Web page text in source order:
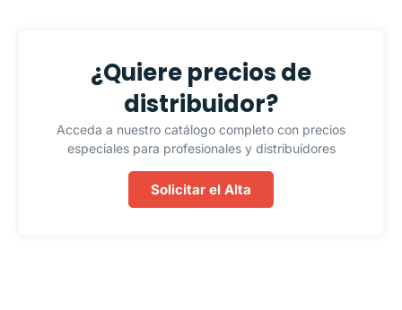
¿Quiere precios de
distribuidor?
Acceda a nuestro catálogo completo con precios
especiales para profesionales y distribuidores
Solicitar el Alta